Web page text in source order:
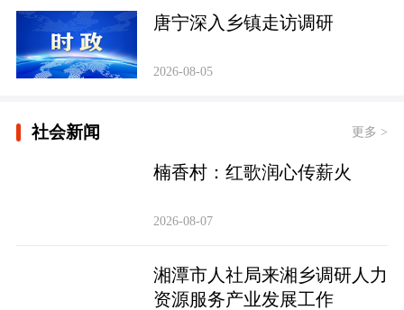
唐宁深入乡镇走访调研
2026-08-05
社会新闻 更多 >
楠香村：红歌润心传薪火
2026-08-07
湘潭市人社局来湘乡调研人力
资源服务产业发展工作